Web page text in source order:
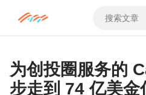
为创投圈服务的
步走到 74 亿美金